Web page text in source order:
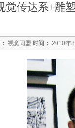
觉传达系+雕
视觉同盟 时间： 2010年8